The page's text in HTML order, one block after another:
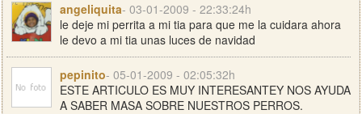
angeliquita- 03-01-2009 - 22:33:24h
le deje mi perrita a mi tia para que me la cuidara ahora
le devo a mi tia unas luces de navidad
pepinito- 05-01-2009 - 02:05:32h
ESTE ARTICULO ES MUY INTERESANTEY NOS AYUDA
A SABER MASA SOBRE NUESTROS PERROS.